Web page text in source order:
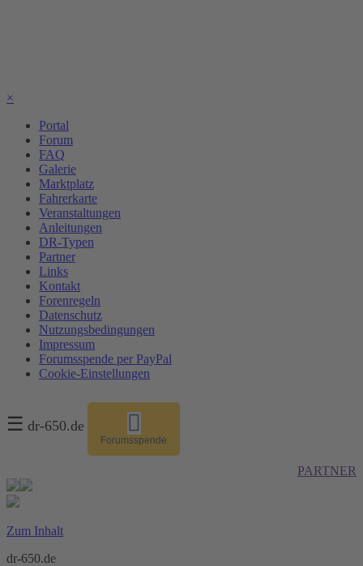
×
Portal
Forum
FAQ
Galerie
Marktplatz
Fahrerkarte
Veranstaltungen
Anleitungen
DR-Typen
Partner
Links
Kontakt
Forenregeln
Datenschutz
Nutzungsbedingungen
Impressum
Forumsspende per PayPal
Cookie-Einstellungen
☰ dr-650.de
Forumsspende
PARTNER
Zum Inhalt
dr-650.de